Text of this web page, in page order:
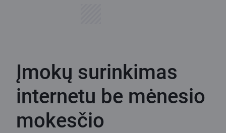
Įmokų surinkimas
internetu be mėnesio
mokesčio